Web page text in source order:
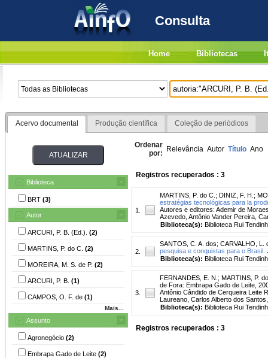
Consulta
Home Bibliotecas
Acervo documental Produção científica Coleção de periódicos
Biblioteca
BRT (3)
Autor
ARCURI, P. B. (Ed.). (2)
MARTINS, P. do C. (2)
MOREIRA, M. S. de P. (2)
ARCURI, P. B. (1)
CAMPOS, O. F. de (1)
Mais...
Assunto
Agronegócio (2)
Embrapa Gado de Leite (2)
Ordenar
por: Relevância Autor Título Ano
Registros recuperados : 3
1.
MARTINS, P. do C. ; DINIZ, F. H. ;
estratégias tecnológicas para la
Autores e editores: Ademir de
Azevedo, Antônio Vander Pereira,
Biblioteca(s): Biblioteca Rui
2.
SANTOS, C. A. dos; CARVALHO, L.
pesquisa e conquistas para o Brasil.
Biblioteca(s): Biblioteca Rui
3.
FERNANDES, E. N. ; MARTINS, P.
de Fora: Embrapa Gado de Leite,
Antônio Cândido de Cerqueira Leite
Laureano, Carlos Alberto dos
Biblioteca(s): Biblioteca Rui
Registros recuperados : 3